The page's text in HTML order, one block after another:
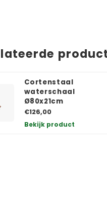
Cortenstaal
waterschaal
Ø80x21cm
€126,00
Bekijk product